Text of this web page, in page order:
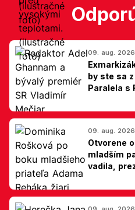
09. aug. 2026
by ste sa
Paralela s
09. aug. 2026
Otvorene
mladším
vadila,